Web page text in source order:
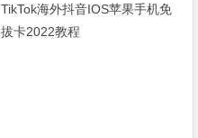
TikTok海外抖音IOS苹果手机免
拔卡2022教程